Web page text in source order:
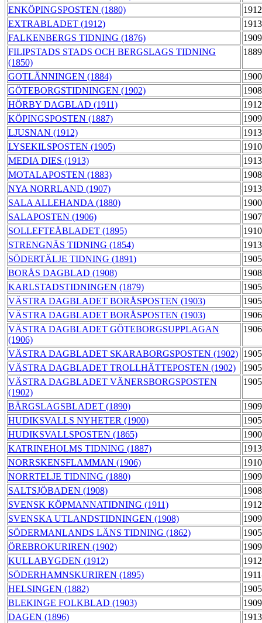
ENKÖPINGSPOSTEN (1880)
EXTRABLADET (1912)
FALKENBERGS TIDNING (1876)
FILIPSTADS STADS OCH BERGSLAGS TIDNING
(1850)
GOTLÄNNINGEN (1884)
GÖTEBORGSTIDNINGEN (1902)
HÖRBY DAGBLAD (1911)
KÖPINGSPOSTEN (1887)
LJUSNAN (1912)
LYSEKILSPOSTEN (1905)
MEDIA DIES (1913)
MOTALAPOSTEN (1883)
NYA NORRLAND (1907)
SALA ALLEHANDA (1880)
SALAPOSTEN (1906)
SOLLEFTEÅBLADET (1895)
STRENGNÄS TIDNING (1854)
SÖDERTÄLJE TIDNING (1891)
BORÅS DAGBLAD (1908)
KARLSTADSTIDNINGEN (1879)
VÄSTRA DAGBLADET BORÅSPOSTEN (1903)
VÄSTRA DAGBLADET BORÅSPOSTEN (1903)
VÄSTRA DAGBLADET GÖTEBORGSUPPLAGAN
(1906)
VÄSTRA DAGBLADET SKARABORGSPOSTEN (1902)
VÄSTRA DAGBLADET TROLLHÄTTEPOSTEN (1902)
VÄSTRA DAGBLADET VÄNERSBORGSPOSTEN
(1902)
BÄRGSLAGSBLADET (1890)
HUDIKSVALLS NYHETER (1900)
HUDIKSVALLSPOSTEN (1865)
KATRINEHOLMS TIDNING (1887)
NORRSKENSFLAMMAN (1906)
NORRTELJE TIDNING (1880)
SALTSJÖBADEN (1908)
SVENSK KÖPMANNATIDNING (1911)
SVENSKA UTLANDSTIDNINGEN (1908)
SÖDERMANLANDS LÄNS TIDNING (1862)
ÖREBROKURIREN (1902)
KULLABYGDEN (1912)
SÖDERHAMNSKURIREN (1895)
HELSINGEN (1882)
BLEKINGE FOLKBLAD (1903)
DAGEN (1896)